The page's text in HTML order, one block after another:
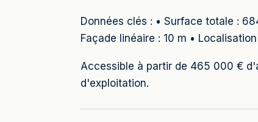
Données clés : • Surface totale :
Façade linéaire : 10 m •
Accessible à partir de 465 000 €
d'exploitation.